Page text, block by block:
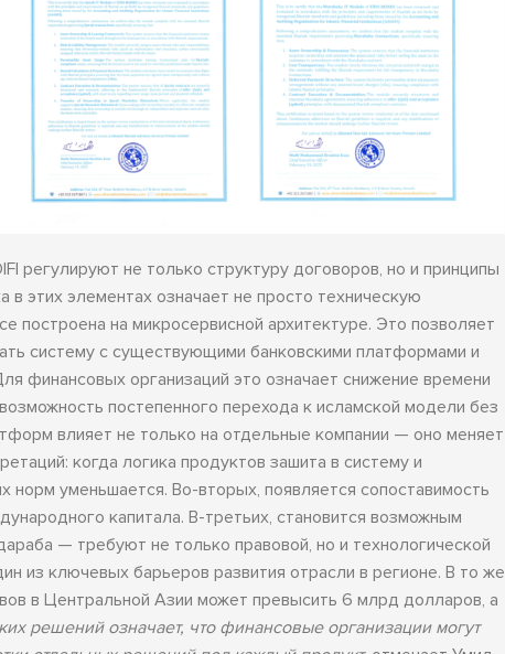
регулируют не только структуру договоров, но и принципы
этих элементах означает не просто техническую
построена на микросервисной архитектуре. Это позволяет
систему с существующими банковскими платформами и
финансовых организаций это означает снижение времени
постепенного перехода к исламской модели без
влияет не только на отдельные компании — оно меняет
когда логика продуктов зашита в систему и
норм уменьшается. Во-вторых, появляется сопоставимость
капитала. В-третьих, становится возможным
— требуют не только правовой, но и технологической
из ключевых барьеров развития отрасли в регионе. В то же
в Центральной Азии может превысить 6 млрд долларов, а
решений означает, что финансовые организации могут